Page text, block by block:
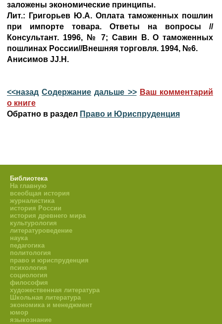
заложены экономические принципы.
Лит.: Григорьев Ю.А. Оплата таможенных пошлин
при импорте товара. Ответы на вопросы //
Консультант. 1996, № 7; Савин В. О таможенных
пошлинах России//Внешняя торговля. 1994, №6.
Анисимов JJ.H.
<<назад Содержание дальше >> Ваш комментарий
о книге
Обратно в раздел Право и Юриспруденция
Библиотека
На главную
всеобщая история
журналистика
история России
история древнего мира
культурология
литературоведение
наука
педагогика
политология
право и юриспруденция
психология
социология
философия
художественная литература
Школьная литература
экономика и менеджмент
юмор
языкознание